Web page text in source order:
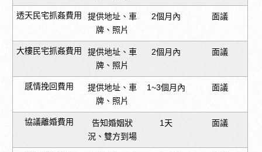
透天民宅抓姦費用
提供地址、車
牌、照片
2個月內 面議
大樓民宅抓姦費用
提供地址、車
牌、照片
2個月內 面議
感情挽回費用
提供地址、車
牌、照片
1~3個月內 面議
協議離婚費用
告知婚姻狀
況、雙方到場
1天 面議